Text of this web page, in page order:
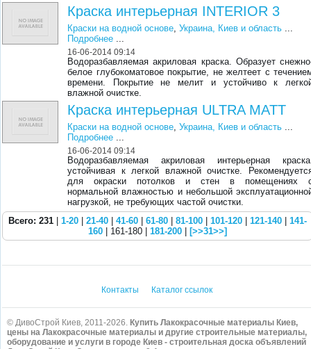
Краска интерьерная INTERIOR 3
Краски на водной основе,Украина, Киев и область ...
Подробнее ...
16-06-2014 09:14
Водоразбавляемая акриловая краска. Образует
белое глубокоматовое покрытие, не желтеет с
времени. Покрытие не мелит и устойчиво к
влажной очистке.
Краска интерьерная ULTRA MATT
Краски на водной основе,Украина, Киев и область ...
Подробнее ...
16-06-2014 09:14
Водоразбавляемая акриловая интерьерная
устойчивая к легкой влажной очистке.
для окраски потолков и стен в помещениях
нормальной влажностью и небольшой
нагрузкой, не требующих частой очистки.
Всего: 231
1-20 21-40 41-60 61-80 81-100 101-120 121-140
141-
160 | 161-180 | 181-200 [>>31>>]
Контакты Каталог ссылок
© ДивоСтрой Киев, 2011-2026. Купить Лакокрасочные материалы Киев,
цены на Лакокрасочные материалы и другие строительные материалы,
оборудование и услуги в городе Киев - строительная доска объявлений